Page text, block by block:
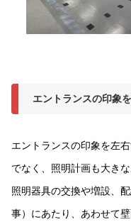
エントランスの印象
エントランスの印象を左
でなく、照明計画も大きな
照明器具の交換や増設、
事）にあたり、あわせて